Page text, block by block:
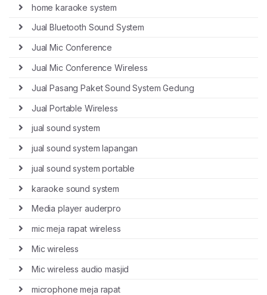
home karaoke system
Jual Bluetooth Sound System
Jual Mic Conference
Jual Mic Conference Wireless
Jual Pasang Paket Sound System Gedung
Jual Portable Wireless
jual sound system
jual sound system lapangan
jual sound system portable
karaoke sound system
Media player auderpro
mic meja rapat wireless
Mic wireless
Mic wireless audio masjid
microphone meja rapat